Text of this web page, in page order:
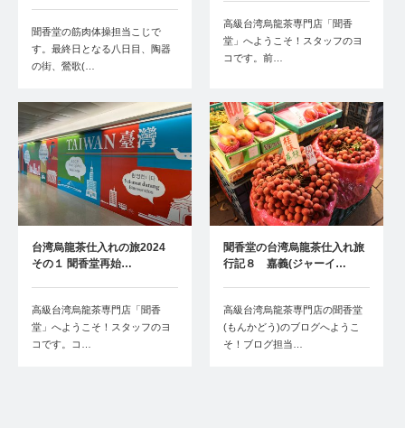
聞香堂の筋肉体操担当こじで
す。最終日となる八日目、陶器
の街、鶯歌(…
高級台湾烏龍茶専門店「聞香
堂」へようこそ！スタッフのヨ
コです。前…
台湾烏龍茶仕入れの旅2024
その１ 聞香堂再始…
高級台湾烏龍茶専門店「聞香
堂」へようこそ！スタッフのヨ
コです。コ…
聞香堂の台湾烏龍茶仕入れ旅
行記８ 嘉義(ジャーイ…
高級台湾烏龍茶専門店の聞香堂
(もんかどう)のブログへようこ
そ！ブログ担当…